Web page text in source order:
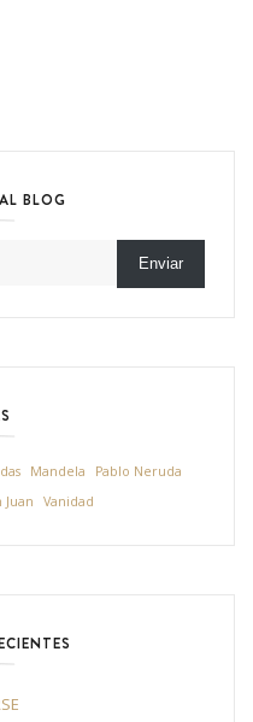
BLOG
Enviar
Mandela
Pablo Neruda
Juan Vanidad